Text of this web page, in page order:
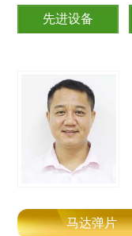
先进设备
马达弹片